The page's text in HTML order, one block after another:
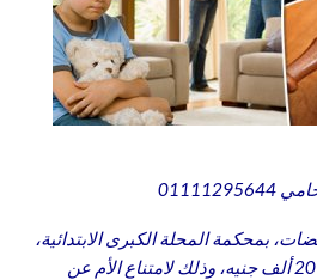
بمحكمة المحلة الكبرى الابتدائية،
حكماَ قضائياَ، بتعويض الأب 20 ألف جنيه، وذلك لامتناع الأم عن